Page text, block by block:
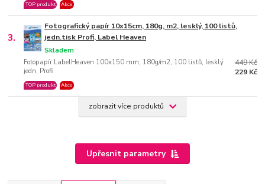
TOP produkt Akce
3.
Fotografický papír 10x15cm, 180g, m2, lesklý, 100 listů,
jedn.tisk Profi, Label Heaven
Fotopapír LabelHeaven 100x150 mm, 180g/m2, 100 listů, lesklý
jedn, Profi
Skladem
TOP produkt Akce
449 Kč
229 Kč
zobrazit více produktů
Upřesnit parametry